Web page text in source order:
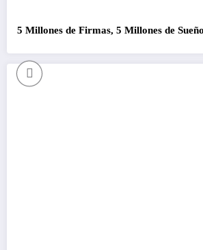
5 Millones de Firmas, 5 Millones de Sueños